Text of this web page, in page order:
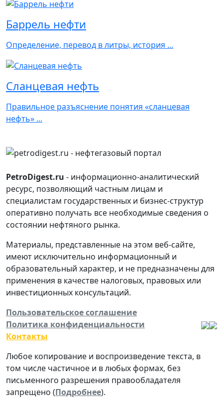
Баррель нефти
Определение, перевод в литры, история ...
Сланцевая нефть
Правильное разъяснение понятия «сланцевая
нефть» ...
PetroDigest.ru - информационно-аналитический
ресурс, позволяющий частным лицам и
специалистам государственных и бизнес-структур
оперативно получать все необходимые сведения о
состоянии нефтяного рынка.
Материалы, представленные на этом веб-сайте,
имеют исключительно информационный и
образовательный характер, и не предназначены для
применения в качестве налоговых, правовых или
инвестиционных консультаций.
Пользовательское соглашение
Политика конфиденциальности
Контакты
Любое копирование и воспроизведение текста, в
том числе частичное и в любых формах, без
письменного разрешения правообладателя
запрещено (Подробнее).